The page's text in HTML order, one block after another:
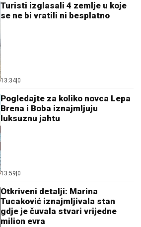
Turisti izglasali 4 zemlje u koje
se ne bi vratili ni besplatno
13:34 0
Pogledajte za koliko novca Lepa
Brena i Boba iznajmljuju
luksuznu jahtu
13:59 0
Otkriveni detalji: Marina
Tucaković iznajmljivala stan
gdje je čuvala stvari vrijedne
milion evra